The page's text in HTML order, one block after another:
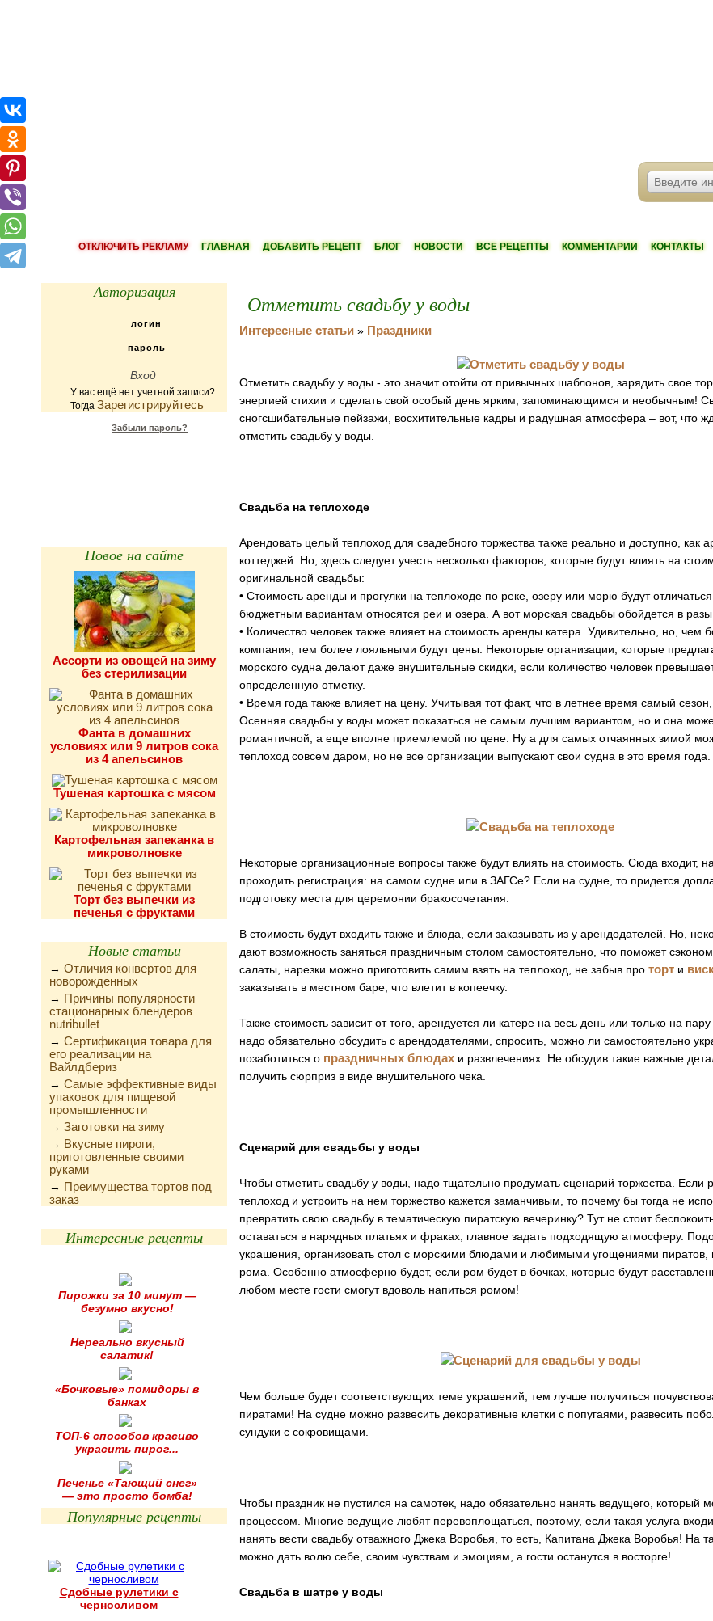
ОТКЛЮЧИТЬ РЕКЛАМУ ГЛАВНАЯ ДОБАВИТЬ РЕЦЕПТ БЛОГ НОВОСТИ ВСЕ РЕЦЕПТЫ КОММЕНТАРИИ КОНТАКТЫ
Авторизация
У вас ещё нет учетной записи?
Тогда Зарегистрируйтесь
Забыли пароль?
Новое на сайте
Ассорти из овощей на зиму
без стерилизации
Фанта в домашних
условиях или 9 литров сока
из 4 апельсинов
Тушеная картошка с мясом
Картофельная запеканка в
микроволновке
Торт без выпечки из
печенья с фруктами
Новые статьи
→ Отличия конвертов для
новорожденных
→ Причины популярности
стационарных блендеров
nutribullet
→ Сертификация товара для
его реализации на
Вайлдбериз
→ Самые эффективные виды
упаковок для пищевой
промышленности
→ Заготовки на зиму
→ Вкусные пироги,
приготовленные своими
руками
→ Преимущества тортов под
заказ
Интересные рецепты
Пирожки за 10 минут —
безумно вкусно!
Нереально вкусный
салатик!
«Бочковые» помидоры в
банках
ТОП-6 способов красиво
украсить пирог...
Печенье «Тающий снег»
— это просто бомба!
Популярные рецепты
Сдобные рулетики с
черносливом
Отметить свадьбу у воды
Интересные статьи » Праздники
Отметить свадьбу у воды - это значит отойти от привычных шаблонов, зарядить свое
энергией стихии и сделать свой особый день ярким, запоминающимся и необычным!
сногсшибательные пейзажи, восхитительные кадры и радушная атмосфера – вот, что
отметить свадьбу у воды.
Свадьба на теплоходе
Арендовать целый теплоход для свадебного торжества также реально и доступно, как
коттеджей. Но, здесь следует учесть несколько факторов, которые будут влиять на
оригинальной свадьбы:
• Стоимость аренды и прогулки на теплоходе по реке, озеру или морю будут
бюджетным вариантам относятся реи и озера. А вот морская свадьбы обойдется в
• Количество человек также влияет на стоимость аренды катера. Удивительно, но, чем
компания, тем более лояльными будут цены. Некоторые организации, которые
морского судна делают даже внушительные скидки, если количество человек
определенную отметку.
• Время года также влияет на цену. Учитывая тот факт, что в летнее время самый
Осенняя свадьбы у воды может показаться не самым лучшим вариантом, но и она
романтичной, а еще вполне приемлемой по цене. Ну а для самых отчаянных зимой
теплоход совсем даром, но не все организации выпускают свои судна в это время года.
Некоторые организационные вопросы также будут влиять на стоимость. Сюда входит,
проходить регистрация: на самом судне или в ЗАГСе? Если на судне, то придется
подготовку места для церемонии бракосочетания.
В стоимость будут входить также и блюда, если заказывать из у арендодателей. Но,
дают возможность заняться праздничным столом самостоятельно, что поможет
салаты, нарезки можно приготовить самим взять на теплоход, не забыв про торт и
заказывать в местном баре, что влетит в копеечку.
Также стоимость зависит от того, арендуется ли катере на весь день или только на
надо обязательно обсудить с арендодателями, спросить, можно ли самостоятельно
позаботиться о праздничных блюдах и развлечениях. Не обсудив такие важные
получить сюрприз в виде внушительного чека.
Сценарий для свадьбы у воды
Чтобы отметить свадьбу у воды, надо тщательно продумать сценарий торжества. Если
теплоход и устроить на нем торжество кажется заманчивым, то почему бы тогда не
превратить свою свадьбу в тематическую пиратскую вечеринку? Тут не стоит
оставаться в нарядных платьях и фраках, главное задать подходящую атмосферу.
украшения, организовать стол с морскими блюдами и любимыми угощениями пиратов,
рома. Особенно атмосферно будет, если ром будет в бочках, которые будут
любом месте гости смогут вдоволь напиться ромом!
Чем больше будет соответствующих теме украшений, тем лучше получиться
пиратами! На судне можно развесить декоративные клетки с попугаями, развесить
сундуки с сокровищами.
Чтобы праздник не пустился на самотек, надо обязательно нанять ведущего, который
процессом. Многие ведущие любят перевоплощаться, поэтому, если такая услуга
нанять вести свадьбу отважного Джека Воробья, то есть, Капитана Джека Воробья! На
можно дать волю себе, своим чувствам и эмоциям, а гости останутся в восторге!
Свадьба в шатре у воды